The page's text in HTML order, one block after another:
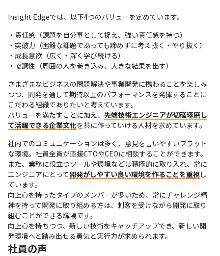
Insight Edgeでは、以下4つのバリューを定めています。
・責任感（課題を自分事として捉え、強い責任感を持つ）
・突破力（困難な課題であっても諦めずに考え抜く・やり抜く）
・成長意欲（広く・深く学び続ける）
・協調性（周囲の人を巻き込み、大きな結果を出す）
さまざまなビジネスの問題解決や事業開発に携わることを楽しみ
つつ、開発を通して期待以上のパフォーマンスを発揮することに
こだわる組織でありたいと考えています。
バリューを満たすことに加え、 先端技術エンジニアが切磋琢磨し
て活躍できる企業文化を共に作っていける人材を求めています。
社内でのコミュニケーションは多く、意見を言いやすいフラット
な環境。社員全員が直接CTOやCEOに相談することができます。
また、業務に役立つツールや環境などは積極的に取り入れ、常に
エンジニアにとって開発がしやすい良い環境を作ることを重視し
ています。
向上心を持ったタイプのメンバーが多いため、常にチャレンジ精
神を持って開発に取り組める方は、刺激を受けながら開発に取り
組むことができる職場です。
向上心を持ちつつ、新しい技術をキャッチアップでき、新しい開
発環境へと踏み出せる勇気と実行力が求められます。
社員の声